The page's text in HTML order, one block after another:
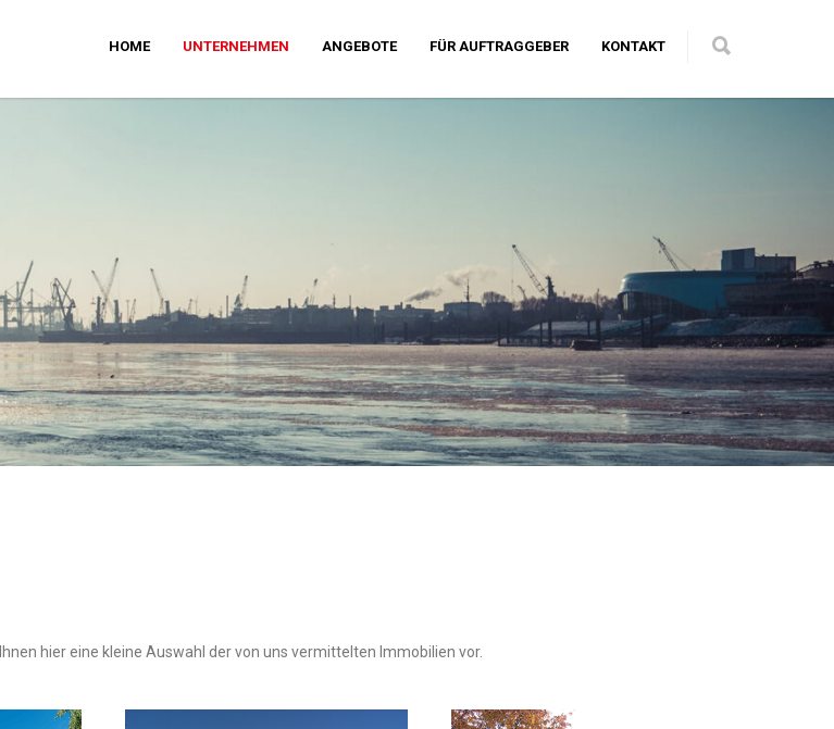
HOME UNTERNEHMEN ANGEBOTE FÜR AUFTRAGGEBER KONTAKT
hier eine kleine Auswahl der von uns vermittelten Immobilien vor.